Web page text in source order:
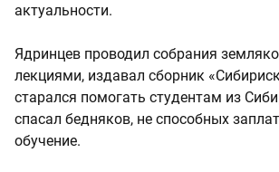
актуальности.
Ядринцев проводил собрания
лекциями, издавал сборник
старался помогать студентам из
спасал бедняков, не способных
обучение.